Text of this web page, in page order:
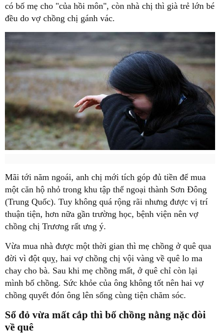
có bố mẹ cho "của hồi môn", còn nhà chị thì già trẻ lớn bé
đều do vợ chồng chị gánh vác.
Mãi tới năm ngoái, anh chị mới tích góp đủ tiền để mua
một căn hộ nhỏ trong khu tập thể ngoại thành Sơn Đông
(Trung Quốc). Tuy không quá rộng rãi nhưng được vị trí
thuận tiện, hơn nữa gần trường học, bệnh viện nên vợ
chồng chị Trương rất ưng ý.
Vừa mua nhà được một thời gian thì mẹ chồng ở quê qua
đời vì đột quỵ, hai vợ chồng chị vội vàng về quê lo ma
chay cho bà. Sau khi mẹ chồng mất, ở quê chỉ còn lại
mình bố chồng. Sức khỏe của ông không tốt nên hai vợ
chồng quyết đón ông lên sống cùng tiện chăm sóc.
Sổ đỏ vừa mất cắp thì bố chồng nằng nặc đòi
về quê